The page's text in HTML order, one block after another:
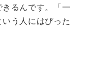
るんです。「一
う人にはぴった